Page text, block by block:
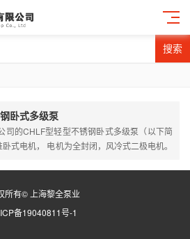
搜索
卧式多级泵
司的CHLF型轻型不锈钢卧式多级泵（以下简
式电机， 电机为全封闭，风冷式二极电机。
能、质量可靠、使用范围广等特点，深受广大
，耐轻腐蚀，外形美观、体积小、重量轻、使
所有© 上海黎全泵业
备19040811号-1